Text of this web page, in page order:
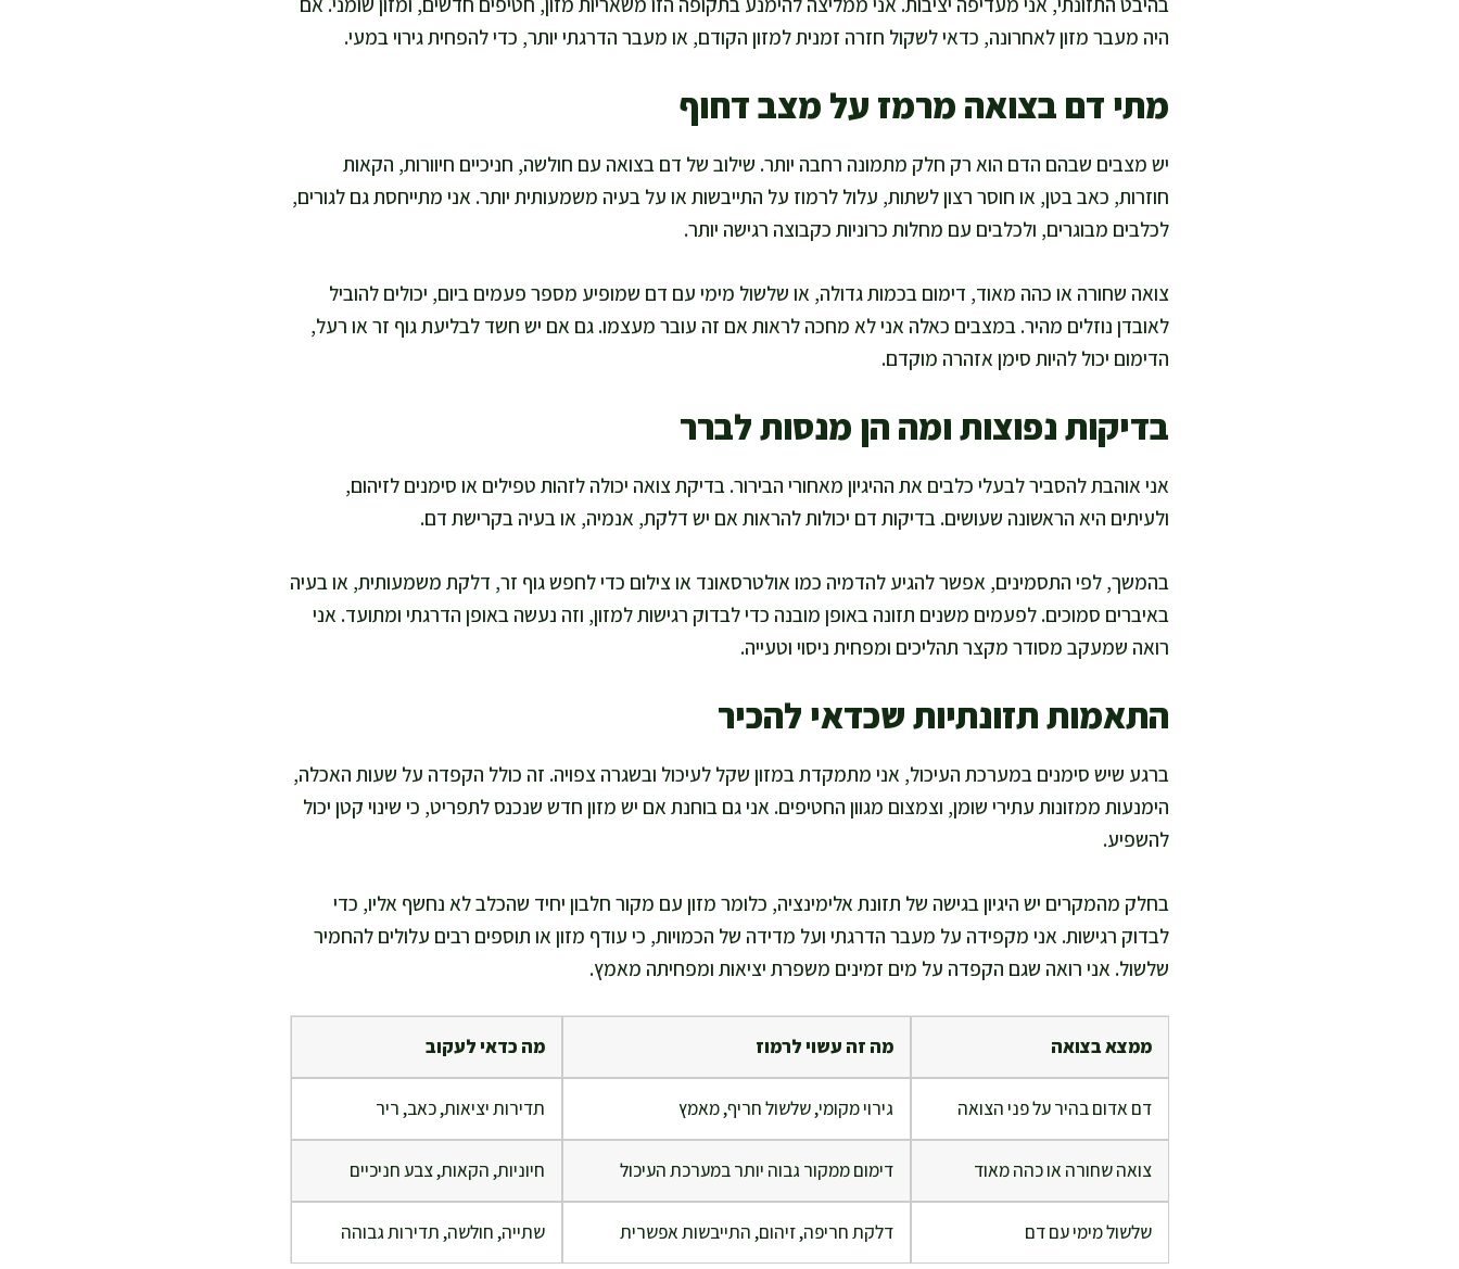
היה מעבר מזון לאחרונה, כדאי לשקול חזרה זמנית למזון הקודם, או מעבר הדרגתי יותר, כדי להפחית גירוי במעי.
מתי דם בצואה מרמז על מצב דחוף
יש מצבים שבהם הדם הוא רק חלק מתמונה רחבה יותר. שילוב של דם בצואה עם חולשה, חניכיים חיוורות, הקאות
חוזרות, כאב בטן, או חוסר רצון לשתות, עלול לרמוז על התייבשות או על בעיה משמעותית יותר. אני מתייחסת גם לגורים,
לכלבים מבוגרים, ולכלבים עם מחלות כרוניות כקבוצה רגישה יותר.
צואה שחורה או כהה מאוד, דימום בכמות גדולה, או שלשול מימי עם דם שמופיע מספר פעמים ביום, יכולים להוביל
לאובדן נוזלים מהיר. במצבים כאלה אני לא מחכה לראות אם זה עובר מעצמו. גם אם יש חשד לבליעת גוף זר או רעל,
הדימום יכול להיות סימן אזהרה מוקדם.
בדיקות נפוצות ומה הן מנסות לברר
אני אוהבת להסביר לבעלי כלבים את ההיגיון מאחורי הבירור. בדיקת צואה יכולה לזהות טפילים או סימנים לזיהום,
ולעיתים היא הראשונה שעושים. בדיקות דם יכולות להראות אם יש דלקת, אנמיה, או בעיה בקרישת דם.
בהמשך, לפי התסמינים, אפשר להגיע להדמיה כמו אולטרסאונד או צילום כדי לחפש גוף זר, דלקת משמעותית, או בעיה
באיברים סמוכים. לפעמים משנים תזונה באופן מובנה כדי לבדוק רגישות למזון, וזה נעשה באופן הדרגתי ומתועד. אני
רואה שמעקב מסודר מקצר תהליכים ומפחית ניסוי וטעייה.
התאמות תזונתיות שכדאי להכיר
ברגע שיש סימנים במערכת העיכול, אני מתמקדת במזון שקל לעיכול ובשגרה צפויה. זה כולל הקפדה על שעות האכלה,
הימנעות ממזונות עתירי שומן, וצמצום מגוון החטיפים. אני גם בוחנת אם יש מזון חדש שנכנס לתפריט, כי שינוי קטן יכול
להשפיע.
בחלק מהמקרים יש היגיון בגישה של תזונת אלימינציה, כלומר מזון עם מקור חלבון יחיד שהכלב לא נחשף אליו, כדי
לבדוק רגישות. אני מקפידה על מעבר הדרגתי ועל מדידה של הכמויות, כי עודף מזון או תוספים רבים עלולים להחמיר
שלשול. אני רואה שגם הקפדה על מים זמינים משפרת יציאות ומפחיתה מאמץ.
ממצא בצואה מה זה עשוי לרמוז מה כדאי לעקוב
דם אדום בהיר על פני הצואה גירוי מקומי, שלשול חריף, מאמץ תדירות יציאות, כאב, ריר
צואה שחורה או כהה מאוד דימום ממקור גבוה יותר במערכת העיכול חיוניות, הקאות, צבע חניכיים
שלשול מימי עם דם דלקת חריפה, זיהום, התייבשות אפשרית שתייה, חולשה, תדירות גבוהה